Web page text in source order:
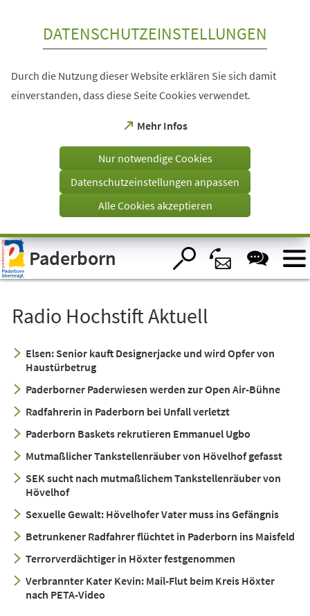
Visuelle
Assistenzsoftware
öffnen.
DATENSCHUTZEINSTELLUNGEN
Durch die Nutzung dieser Website erklären Sie sich damit
einverstanden, dass diese Seite Cookies verwendet.
Mehr Infos
(Öffnet
einem
Tab)
Nur notwendige Cookies
Datenschutzeinstellungen anpassen
Alle Cookies akzeptieren
Paderborn
Radio Hochstift Aktuell
Elsen: Senior kauft Designerjacke und wird Opfer von
Haustürbetrug
Paderborner Paderwiesen werden zur Open Air-Bühne
Radfahrerin in Paderborn bei Unfall verletzt
Paderborn Baskets rekrutieren Emmanuel Ugbo
Mutmaßlicher Tankstellenräuber von Hövelhof gefasst
SEK sucht nach mutmaßlichem Tankstellenräuber von
Hövelhof
Sexuelle Gewalt: Hövelhofer Vater muss ins Gefängnis
Betrunkener Radfahrer flüchtet in Paderborn ins Maisfeld
Terrorverdächtiger in Höxter festgenommen
Verbrannter Kater Kevin: Mail-Flut beim Kreis Höxter
nach PETA-Video